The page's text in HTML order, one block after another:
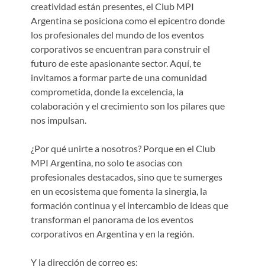
creatividad están presentes, el Club MPI
Argentina se posiciona como el epicentro donde
los profesionales del mundo de los eventos
corporativos se encuentran para construir el
futuro de este apasionante sector. Aquí, te
invitamos a formar parte de una comunidad
comprometida, donde la excelencia, la
colaboración y el crecimiento son los pilares que
nos impulsan.
¿Por qué unirte a nosotros? Porque en el Club
MPI Argentina, no solo te asocias con
profesionales destacados, sino que te sumerges
en un ecosistema que fomenta la sinergia, la
formación continua y el intercambio de ideas que
transforman el panorama de los eventos
corporativos en Argentina y en la región.
Y la dirección de correo es: